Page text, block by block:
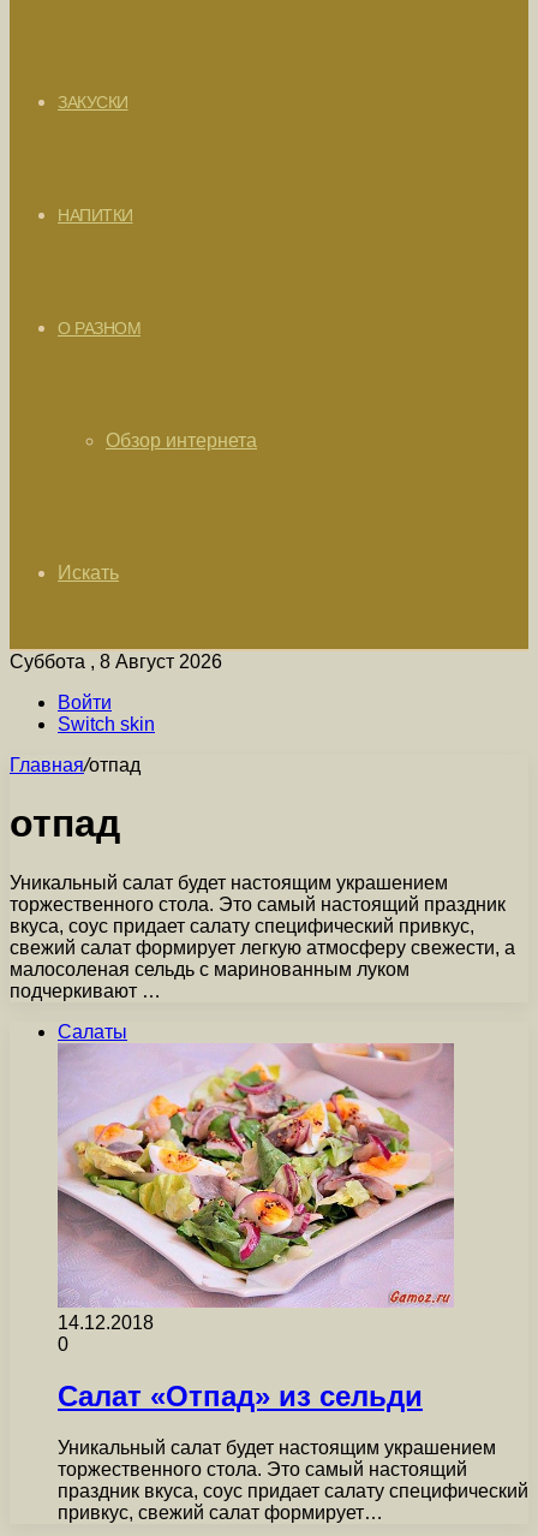
ЗАКУСКИ
НАПИТКИ
О РАЗНОМ
Обзор интернета
Искать
Суббота , 8 Август 2026
Войти
Switch skin
Главная/отпад
отпад
Уникальный салат будет настоящим украшением
торжественного стола. Это самый настоящий праздник
вкуса, соус придает салату специфический привкус,
свежий салат формирует легкую атмосферу свежести, а
малосоленая сельдь с маринованным луком
подчеркивают …
Салаты
14.12.2018
0
Салат «Отпад» из сельди
Уникальный салат будет настоящим украшением
торжественного стола. Это самый настоящий
праздник вкуса, соус придает салату специфический
привкус, свежий салат формирует…